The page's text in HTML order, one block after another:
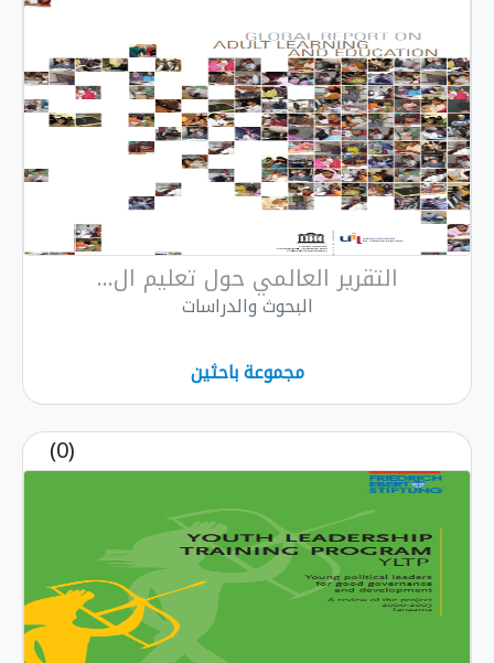
التقرير العالمي حول تعليم ال...
البحوث والدراسات
مجموعة باحثين
(0)